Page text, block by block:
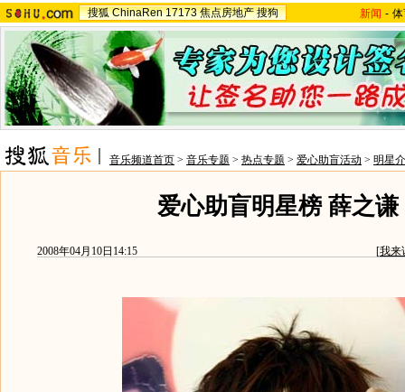
搜狐 ChinaRen 17173 焦点房地产 搜狗 新闻 -
音乐频道首页 > 音乐专题 > 热点专题 > 爱心助盲活动 > 明星
爱心助盲明星榜 薛之谦
2008年04月10日14:15 [我来